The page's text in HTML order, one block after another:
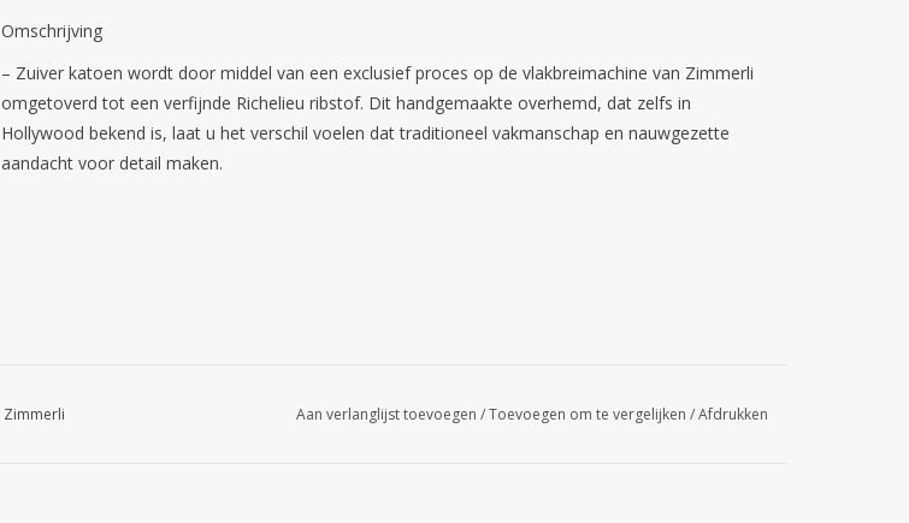
Omschrijving
– Zuiver katoen wordt door middel van een exclusief proces op de vlakbreimachine van Zimmerli
omgetoverd tot een verfijnde Richelieu ribstof. Dit handgemaakte overhemd, dat zelfs in
Hollywood bekend is, laat u het verschil voelen dat traditioneel vakmanschap en nauwgezette
aandacht voor detail maken.
Zimmerli Aan verlanglijst toevoegen /Toevoegen om te vergelijken /Afdrukken